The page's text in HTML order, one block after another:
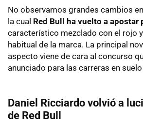
No observamos grandes cambios
la cual Red Bull ha vuelto a apostar
característico mezclado con el rojo
habitual de la marca. La principal
aspecto viene de cara al concurso
anunciado para las carreras en
Daniel Ricciardo volvió a
de Red Bull